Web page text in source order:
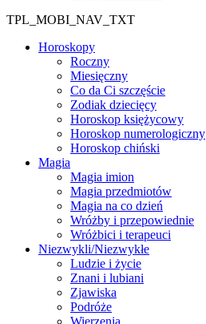
TPL_MOBI_NAV_TXT
Horoskopy
Roczny
Miesięczny
Co da Ci szczęście
Zodiak dziecięcy
Horoskop księżycowy
Horoskop numerologiczny
Horoskop chiński
Magia
Magia imion
Magia przedmiotów
Magia na co dzień
Wróżby i przepowiednie
Wróżbici i terapeuci
Niezwykli/Niezwykłe
Ludzie i życie
Znani i lubiani
Zjawiska
Podróże
Wierzenia